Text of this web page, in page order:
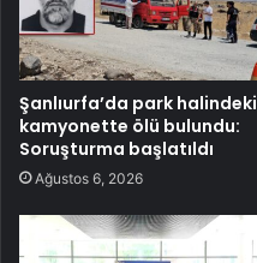
Şanlıurfa’da park halindeki
kamyonette ölü bulundu:
Soruşturma başlatıldı
Ağustos 6, 2026